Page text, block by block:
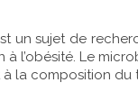
un sujet de
l’obésité. Le
à la composition